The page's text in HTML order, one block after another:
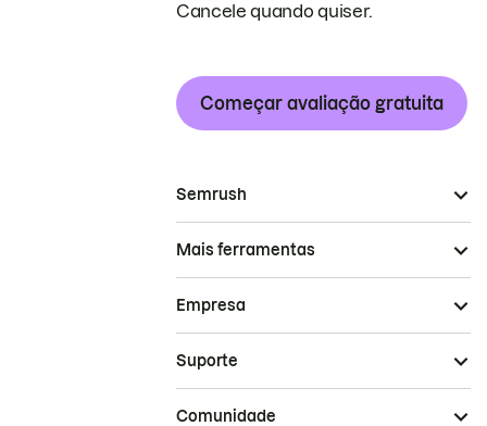
Cancele quando quiser.
Começar avaliação gratuita
Semrush
Mais ferramentas
Empresa
Suporte
Comunidade